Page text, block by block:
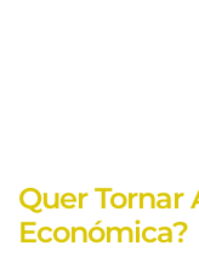
Quer Tornar
Económica?